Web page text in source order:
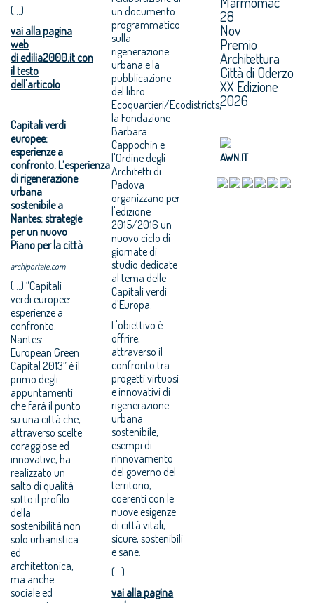
(...)
vai alla pagina
web
di edilia2000.it con
il testo
dell'articolo
Capitali verdi
europee:
esperienze a
confronto. L’esperienza
di rigenerazione
urbana
sostenibile a
Nantes: strategie
per un nuovo
Piano per la città
archiportale.com
(...) “Capitali
verdi europee:
esperienze a
confronto.
Nantes:
European Green
Capital 2013” è il
primo degli
appuntamenti
che farà il punto
su una città che,
attraverso scelte
coraggiose ed
innovative, ha
realizzato un
salto di qualità
sotto il profilo
della
sostenibilità non
solo urbanistica
ed
architettonica,
ma anche
sociale ed
un documento
programmatico
sulla
rigenerazione
urbana e la
pubblicazione
del libro
Ecoquartieri/Ecodistricts,
la Fondazione
Barbara
Cappochin e
l'Ordine degli
Architetti di
Padova
organizzano per
l'edizione
2015/2016 un
nuovo ciclo di
giornate di
studio dedicate
al tema delle
Capitali verdi
d'Europa.
L'obiettivo è
offrire,
attraverso il
confronto tra
progetti virtuosi
e innovativi di
rigenerazione
urbana
sostenibile,
esempi di
rinnovamento
del governo del
territorio,
coerenti con le
nuove esigenze
di città vitali,
sicure, sostenibili
e sane.
(...)
vai alla pagina
28
Nov
Premio
Architettura
Città di Oderzo
XX Edizione
2026
AWN.IT